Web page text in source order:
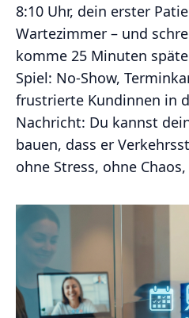
8:10 Uhr, dein erster
Wartezimmer – und
komme 25 Minuten
Spiel: No-Show,
frustrierte Kundinnen in
Nachricht: Du kannst
bauen, dass er
ohne Stress, ohne